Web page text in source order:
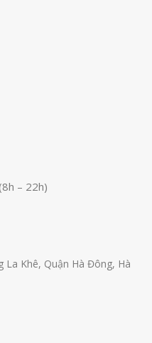
– 22h)
La Khê, Quận Hà Đông, Hà